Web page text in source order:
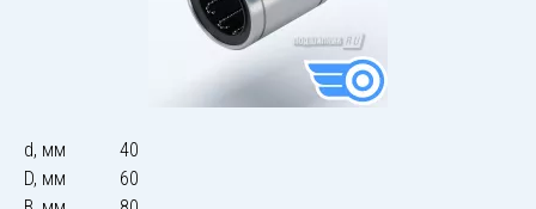
d, мм
40
D, мм
60